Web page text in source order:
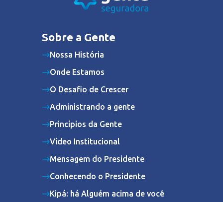
Sobre a Gente
Nossa História
Onde Estamos
O Desafio de Crescer
Administrando a gente
Princípios da Gente
Vídeo Institucional
Mensagem do Presidente
Conhecendo o Presidente
Kipá: há Alguém acima de você